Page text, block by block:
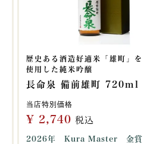
歴史ある酒造好適米「雄町」を
使用した純米吟醸
長命泉 備前雄町 720ml
当店特別価格
¥ 2,740 税込
2026年 Kura Master 金賞